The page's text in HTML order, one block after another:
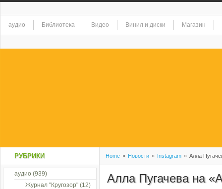
аудио Библиотека Видео Винил и диски Магазин
Home » Новости » Instagram » Алла
Алла Пугачева на
РУБРИКИ
аудио (939)
Журнал "Кругозор" (12)